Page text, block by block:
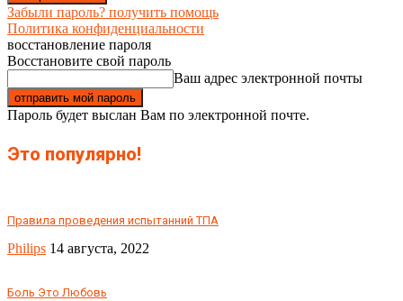
Забыли пароль? получить помощь
Политика конфиденциальности
восстановление пароля
Восстановите свой пароль
Ваш адрес электронной почты
Пароль будет выслан Вам по электронной почте.
Это популярно!
Правила проведения испытанний ТПА
Philips 14 августа, 2022
Боль Это Любовь